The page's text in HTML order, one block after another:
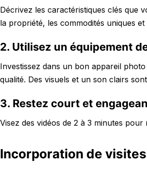
Décrivez les caractéristiques clés que
la propriété, les commodités uniques
2. Utilisez un équipement
Investissez dans un bon appareil
qualité. Des visuels et un son clairs
3. Restez court et
Visez des vidéos de 2 à 3 minutes
Incorporation de